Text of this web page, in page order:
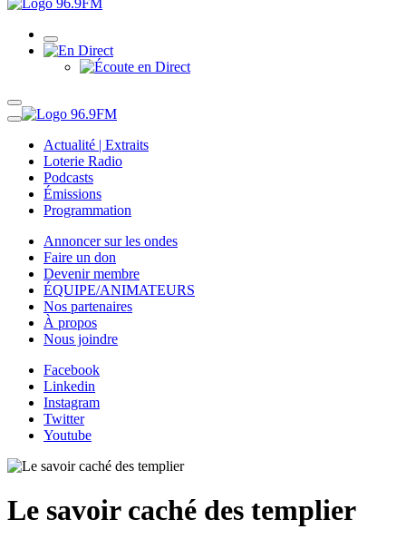
Actualité | Extraits
Loterie Radio
Podcasts
Émissions
Programmation
Annoncer sur les ondes
Faire un don
Devenir membre
ÉQUIPE/ANIMATEURS
Nos partenaires
À propos
Nous joindre
Facebook
Linkedin
Instagram
Twitter
Youtube
Le savoir caché des templier